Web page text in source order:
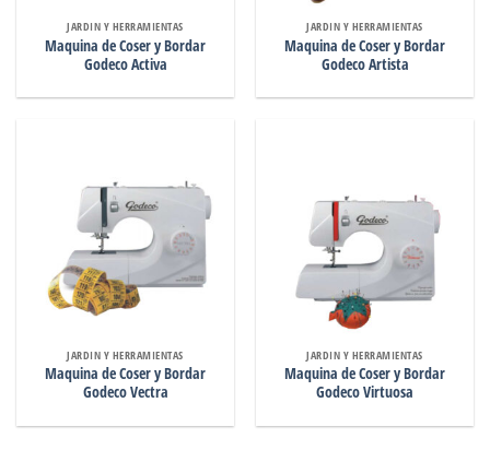
JARDIN Y HERRAMIENTAS
Maquina de Coser y Bordar
Godeco Activa
JARDIN Y HERRAMIENTAS
Maquina de Coser y Bordar
Godeco Artista
JARDIN Y HERRAMIENTAS
Maquina de Coser y Bordar
Godeco Vectra
JARDIN Y HERRAMIENTAS
Maquina de Coser y Bordar
Godeco Virtuosa